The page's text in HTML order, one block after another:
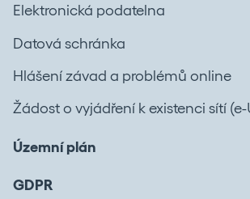
Elektronická podatelna
Datová schránka
Hlášení závad a problémů online
Žádost o vyjádření k existenci sítí
Územní plán
GDPR